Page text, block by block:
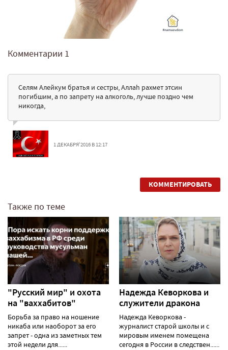
Комментарии 1
Селям Алейкум братья и сестры, Аллаh рахмет этсин
погибшим, а по запрету на алкоголь, лучше поздно чем
никогда,
1 ДЕКАБРЯ'2016 В 12:17
КОММЕНТИРОВАТЬ
Также по теме
"Русский мир" и охота
на "ваххабитов"
Борьба за право на ношение
никаба или наоборот за его
запрет - одна из заметных тем
этой недели для......
Надежда Кеворкова и
служители дракона
Надежда Кеворкова -
журналист старой школы и с
мировым именем помещена
сегодня в России в следствен......